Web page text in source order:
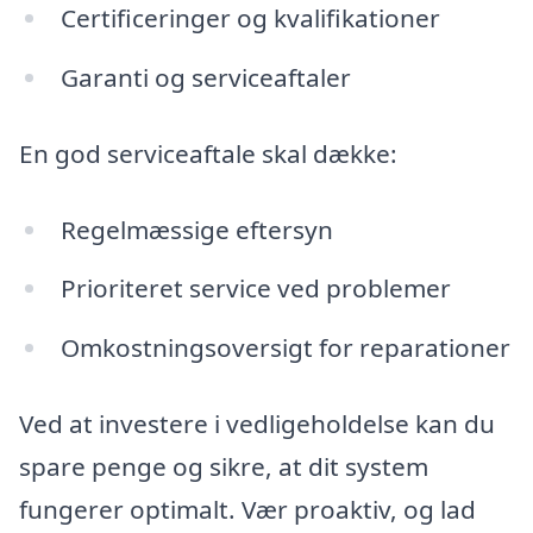
Certificeringer og kvalifikationer
Garanti og serviceaftaler
En god serviceaftale skal dække:
Regelmæssige eftersyn
Prioriteret service ved problemer
Omkostningsoversigt for reparationer
Ved at investere i vedligeholdelse kan du
spare penge og sikre, at dit system
fungerer optimalt. Vær proaktiv, og lad